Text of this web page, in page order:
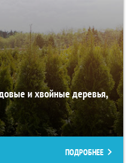
и хвойные деревья,
ПОДРОБНЕЕ